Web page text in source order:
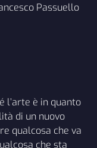
Passuello
l’arte è in quanto
di un nuovo
qualcosa che va
che sta